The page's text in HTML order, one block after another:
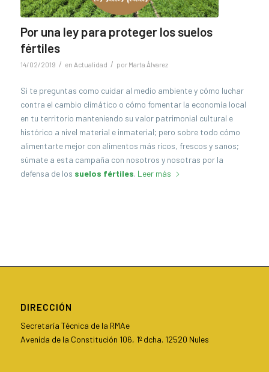
Por una ley para proteger los suelos
fértiles
14/02/2019 / en Actualidad / por Marta Álvarez
Si te preguntas como cuidar al medio ambiente y cómo luchar
contra el cambio climático o cómo fomentar la economía local
en tu territorio manteniendo su valor patrimonial cultural e
histórico a nivel material e inmaterial; pero sobre todo cómo
alimentarte mejor con alimentos más ricos, frescos y sanos;
súmate a esta campaña con nosotros y nosotras por la
defensa de los suelos fértiles. Leer más
DIRECCIÓN
Secretaría Técnica de la RMAe
Avenida de la Constitución 106, 1º dcha. 12520 Nules